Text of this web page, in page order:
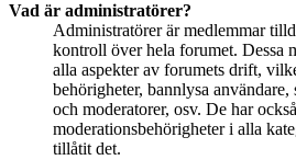
Vad är administratörer?
Administratörer är medlemmar
kontroll över hela forumet. Dessa
alla aspekter av forumets drift,
behörigheter, bannlysa
och moderatorer, osv. De har
moderationsbehörigheter i alla
tillåtit det.